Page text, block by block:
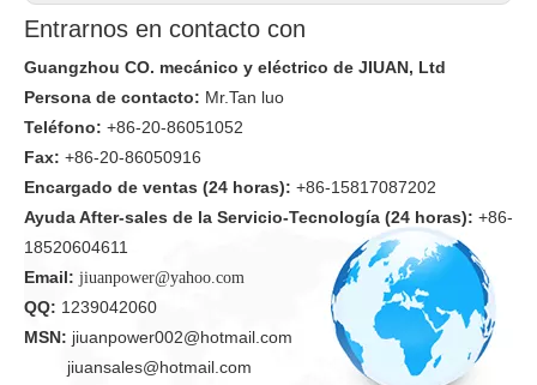
Entrarnos en contacto con
Guangzhou CO. mecánico y eléctrico de JIUAN, Ltd
Persona de contacto: Mr.Tan luo
Teléfono: +86-20-86051052
Fax: +86-20-86050916
Encargado de ventas (24 horas): +86-15817087202
Ayuda After-sales de la Servicio-Tecnología (24 horas): +86-
18520604611
Email: jiuanpower@yahoo.com
QQ: 1239042060
MSN: jiuanpower002@hotmail.com
jiuansales@hotmail.com